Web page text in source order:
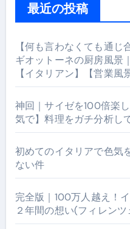
最近の投稿
【何も言わなくても通
ギオットーネの厨房風景
【イタリアン】【営業風景
神回｜サイゼを100倍楽
気で】料理をガチ分析し
初めてのイタリアで色気
ない件
完全版｜100万人越え！
２年間の想い(フィレンツ